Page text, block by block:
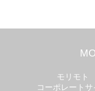
モリモト
コーポレートサ